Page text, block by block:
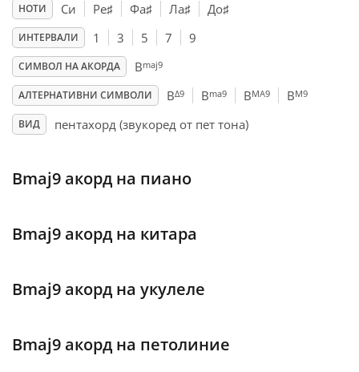
Français
한국어
Português
НОТИ Си Ре♯ Фа♯ Ла♯ До♯
ИНТЕРВАЛИ 1 3 5 7 9
СИМВОЛ НА АКОРДА Bmaj9
АЛТЕРНАТИВНИ СИМВОЛИ BΔ9 Bma9 BMA9 BM9
ВИД пентахорд (звукоред от пет тона)
Bmaj9 акорд на пиано
Bmaj9 акорд на китара
Bmaj9 акорд на укулеле
Bmaj9 акорд на петолиние